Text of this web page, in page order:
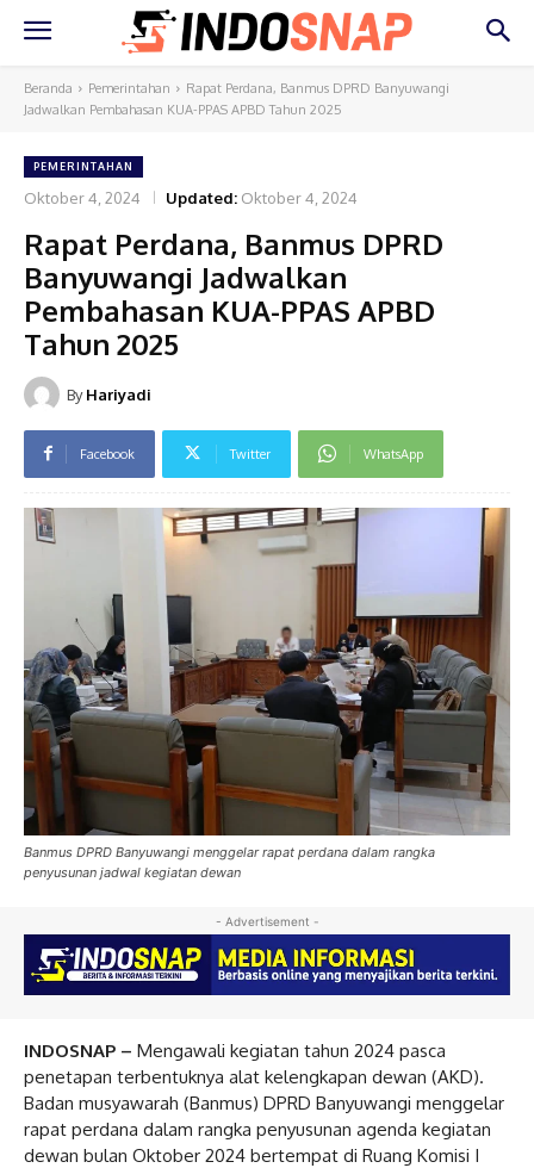
Beranda Pemerintahan
Rapat Perdana, Banmus DPRD Banyuwangi
Jadwalkan Pembahasan KUA-PPAS APBD Tahun 2025
PEMERINTAHAN
Oktober 4, 2024 Updated: Oktober 4, 2024
Rapat Perdana, Banmus DPRD
Banyuwangi Jadwalkan
Pembahasan KUA-PPAS APBD
Tahun 2025
By Hariyadi
Facebook Twitter WhatsApp
Banmus DPRD Banyuwangi menggelar rapat perdana dalam rangka
penyusunan jadwal kegiatan dewan
- Advertisement -
INDOSNAP – Mengawali kegiatan tahun 2024 pasca
penetapan terbentuknya alat kelengkapan dewan (AKD).
Badan musyawarah (Banmus) DPRD Banyuwangi menggelar
rapat perdana dalam rangka penyusunan agenda kegiatan
dewan bulan Oktober 2024 bertempat di Ruang Komisi I